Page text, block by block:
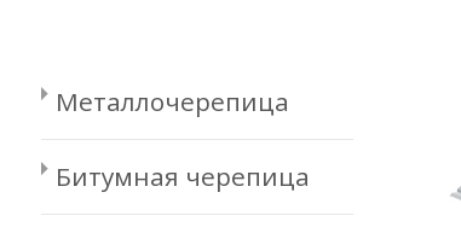
Металлочерепица
Битумная черепица